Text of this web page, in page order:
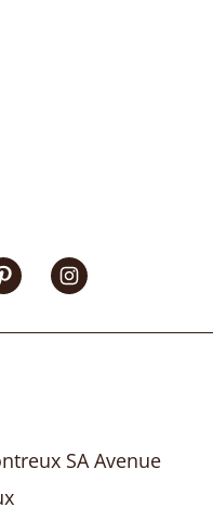
PinterestInstagram
SA Avenue